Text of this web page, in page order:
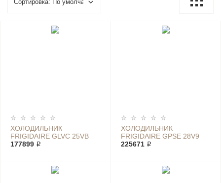
ХОЛОДИЛЬНИК
FRIGIDAIRE GLVC 25VB
GB
177899 ₽
ХОЛОДИЛЬНИК
FRIGIDAIRE GPSE 28V9
225671 ₽